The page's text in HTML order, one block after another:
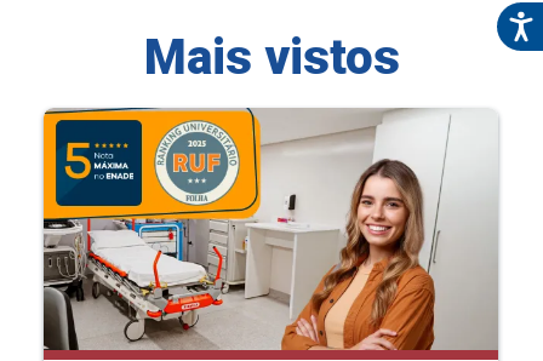
Mais vistos